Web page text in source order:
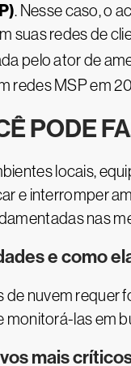
. Nesse caso, o
suas redes de
pelo ator de
redes MSP em
PODE
locais,
e interromper
nas
e como
de nuvem requer
monitorá-las em
mais